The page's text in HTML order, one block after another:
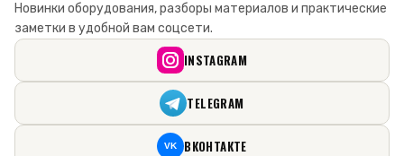
Новинки оборудования, разборы материалов и практические
заметки в удобной вам соцсети.
INSTAGRAM
TELEGRAM
VK ВКОНТАКТЕ